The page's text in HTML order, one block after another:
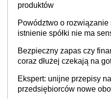
produktów
Powództwo o rozwiązanie
istnienie spółki nie ma
Bezpieczny zapas czy
coraz dłużej czekają na
Ekspert: unijne przepisy
przedsiębiorców nowe